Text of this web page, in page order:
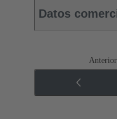
Datos
Anterior